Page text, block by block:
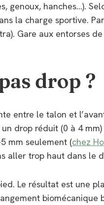
genoux, hanches…).
la charge sportive.
Gare aux entorses
drop ?
entre le talon et
drop réduit (0 à 4
mm seulement (chez
aller trop haut dans le
Le résultat est une
biomécanique